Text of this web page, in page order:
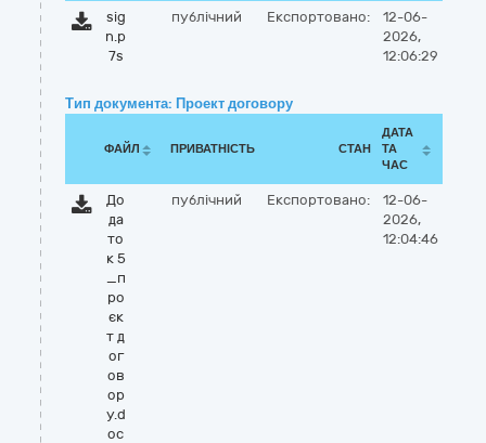
sig
n.p
7s
публічний Експортовано:
12-06-
2026,
12:06:29
Тип документа: Проект договору
ФАЙЛ ПРИВАТНІСТЬ СТАН
ДАТА
ТА
ЧАС
До
да
то
к 5
_п
ро
єк
т д
ог
ов
ор
у.d
oc
публічний Експортовано:
12-06-
2026,
12:04:46